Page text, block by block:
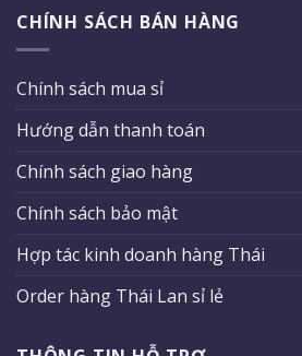
CHÍNH SÁCH BÁN HÀNG
Chính sách mua sỉ
Hướng dẫn thanh toán
Chính sách giao hàng
Chính sách bảo mật
Hợp tác kinh doanh hàng Thái
Order hàng Thái Lan sỉ lẻ